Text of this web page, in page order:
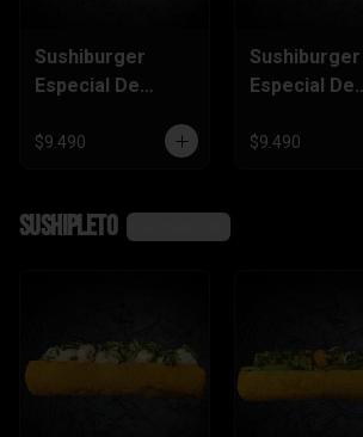
Sushiburger
Especial De
Furai
$9.490
Sushiburger
Especial De
Champiñón
$9.490
SushiPleto